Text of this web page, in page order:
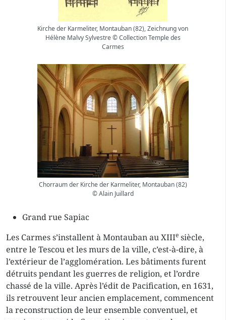
Kirche der Karmeliter, Montauban (82), Zeichnung von
Hélène Malvy Sylvestre © Collection Temple des
Carmes
Chorraum der Kirche der Karmeliter, Montauban (82)
© Alain Juillard
Grand rue Sapiac
Les Carmes s’installent à Montauban au XIIIe siècle,
entre le Tescou et les murs de la ville, c’est-à-dire, à
l’extérieur de l’agglomération. Les bâtiments furent
détruits pendant les guerres de religion, et l’ordre
chassé de la ville. Après l’édit de Pacification, en 1631,
ils retrouvent leur ancien emplacement, commencent
la reconstruction de leur ensemble conventuel, et